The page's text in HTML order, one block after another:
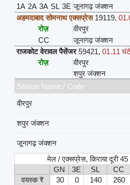
1A 2A 3A SL 3E जूनागढ़ जंक्शन
अहमदाबाद सोमनाथ एक्सप्रेस 19119,
रोज़
वीरपुर
CC
जूनागढ़ जंक्शन
राजकोट वेरावल पैसेंजर 59421,01.11
रोज़
वीरपुर
शपुर जंक्शन
Station Name / Code
वीरपुर
शपुर जंक्शन
जूनागढ़ जंक्शन
मेल / एक्सप्रेस, किराया दूरी
GN
3E SL CC
वयस्क ₹
30 0 140 260